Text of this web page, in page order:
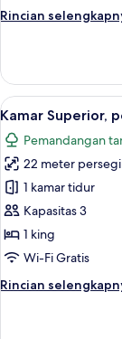
Superior
Rincian
Rincian
Dash
Superior
Twin
Lihat
semua
foto
untuk
Kamar
Superior,
pemandangan
kebun
6
Kamar Superior,
Pemandangan
22 meter persegi
1 kamar tidur
Kapasitas 3
1 king
Wi-Fi Gratis
Rincian
Rincian